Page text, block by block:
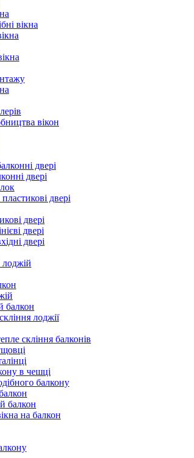
вікна
вікон
двері
двері
двері
двері
двері
двері
лоджій
балкон
лоджії
скління балконів
в чешці
балкону
балкон
на балкон